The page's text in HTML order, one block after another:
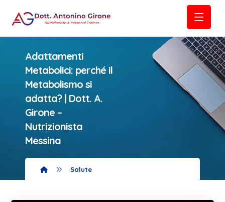
Adattamenti
Metabolici: perché il
Metabolismo si
adatta? | Dott. A.
Girone –
Nutrizionista
Messina
Salute